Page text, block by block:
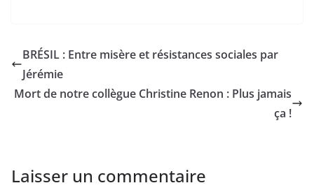
BRÉSIL : Entre misère et résistances sociales par
Jérémie
Mort de notre collègue Christine Renon : Plus jamais
ça !
Laisser un commentaire